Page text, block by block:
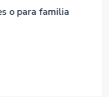
para familia